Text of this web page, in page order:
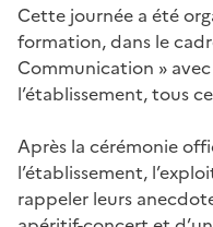
Cette journée a été
formation, dans le
Communication »
l’établissement, tous
Après la cérémonie
l’établissement,
rappeler leurs